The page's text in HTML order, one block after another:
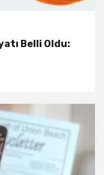
Belli Oldu: